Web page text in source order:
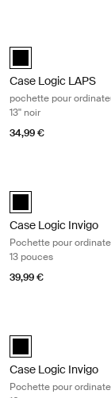
Case Logic LAPS
Case Logic LAPS
pochette pour
13'' noir
34,99 €
black (selected)
Case Logic Invigo
Pochette pour
13 pouces
39,99 €
black (selected)
Case Logic Invigo
Pochette pour